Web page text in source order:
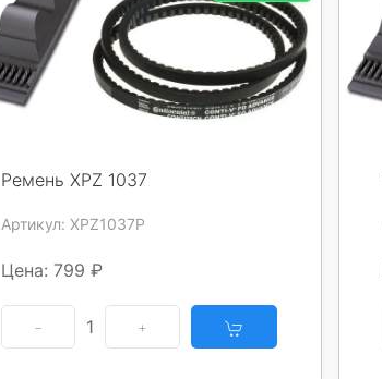
Ремень XPZ 1037
Артикул: XPZ1037P
Цена: 799 ₽
1